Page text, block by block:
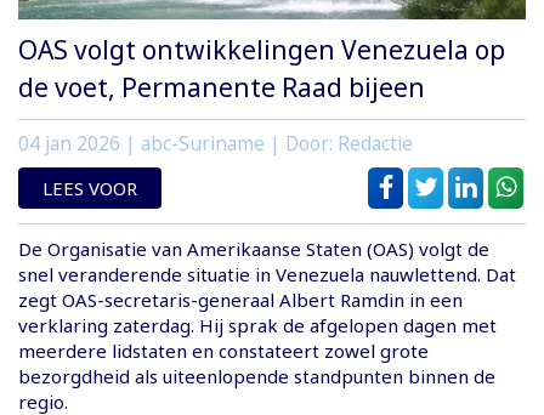
OAS volgt ontwikkelingen Venezuela op
de voet, Permanente Raad bijeen
04 jan 2026 | abc-Suriname | Door: Redactie
LEES VOOR
De Organisatie van Amerikaanse Staten (OAS) volgt de
snel veranderende situatie in Venezuela nauwlettend. Dat
zegt OAS-secretaris-generaal Albert Ramdin in een
verklaring zaterdag. Hij sprak de afgelopen dagen met
meerdere lidstaten en constateert zowel grote
bezorgdheid als uiteenlopende standpunten binnen de
regio.